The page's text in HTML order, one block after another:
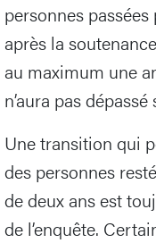
personnes
après la
au maximum une
n’aura pas
Une transition qui
des personnes
de deux ans est
de l’enquête.